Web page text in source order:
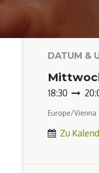
DATUM &
18:30
Europe/Vienna
Zu